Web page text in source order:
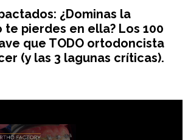
¿Dominas la
te pierdes en ella? Los 100
que TODO ortodoncista
(y las 3 lagunas críticas).